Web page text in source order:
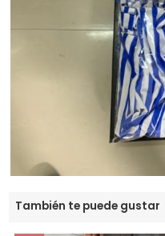
También te puede gustar